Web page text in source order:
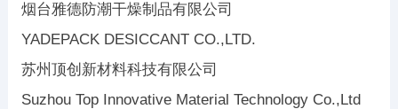
烟台雅德防潮干燥制品有限公司
YADEPACK DESICCANT CO.,LTD.
苏州顶创新材料科技有限公司
Suzhou Top Innovative Material Technology Co.,Ltd